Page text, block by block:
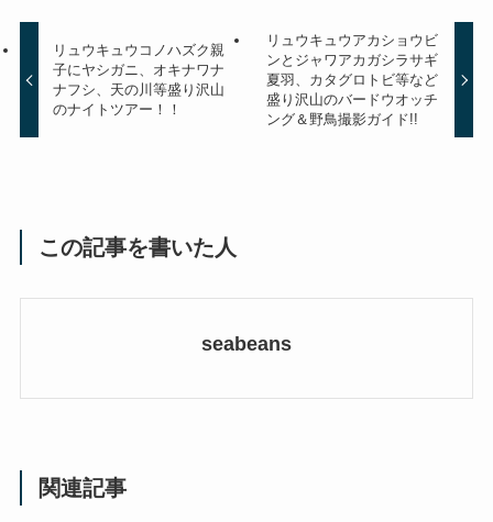
リュウキュウコノハズク親
子にヤシガニ、オキナワナ
ナフシ、天の川等盛り沢山
のナイトツアー！！
リュウキュウアカショウビ
ンとジャワアカガシラサギ
夏羽、カタグロトビ等など
盛り沢山のバードウオッチ
ング＆野鳥撮影ガイド!!
この記事を書いた人
seabeans
関連記事